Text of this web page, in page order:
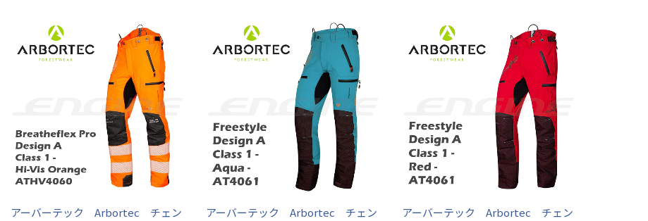
アーバーテック Arbortec チェン
アーバーテック Arbortec チェン
アーバーテック Arbortec チェン
お買い物を続ける